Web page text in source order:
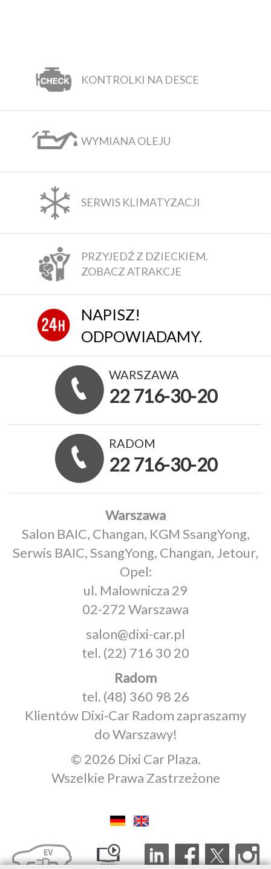
KONTROLKI NA DESCE
WYMIANA OLEJU
SERWIS KLIMATYZACJI
PRZYJEDŹ Z DZIECKIEM.
ZOBACZ ATRAKCJE
NAPISZ!
ODPOWIADAMY.
WARSZAWA
22 716-30-20
RADOM
22 716-30-20
Warszawa
Salon BAIC, Changan, KGM SsangYong,
Serwis BAIC, SsangYong, Changan, Jetour,
Opel:
ul. Malownicza 29
02-272 Warszawa
salon@dixi-car.pl
tel. (22) 716 30 20
Radom
tel. (48) 360 98 26
Klientów Dixi‑Car Radom zapraszamy
do Warszawy!
© 2026 Dixi Car Plaza.
Wszelkie Prawa Zastrzeżone